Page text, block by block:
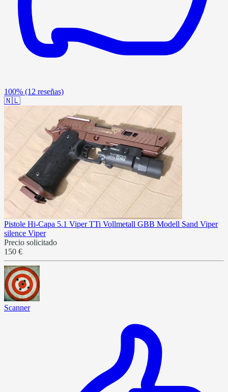
100% (12 reseñas)
🇳🇱
Pistole Hi-Capa 5.1 Viper TTi Vollmetall GBB Modell Sand Viper
silence Viper
Precio solicitado
150 €
Scanner